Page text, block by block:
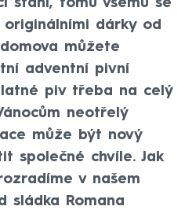
stání, tomu všemu se
dárky od
můžete
adventní pivní
piv třeba na celý
neotřelý
může být nový
společné chvíle. Jak
v našem
sládka Romana